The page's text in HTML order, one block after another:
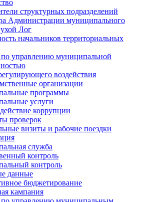
структурных подразделений
Администрации муниципального
Лог
начальников территориальных
управлению муниципальной
воздействия
организации
программы
услуги
коррупции
проверок
визиты и рабочие поездки
служба
контроль
контроль
данные
бюджетирование
кампания